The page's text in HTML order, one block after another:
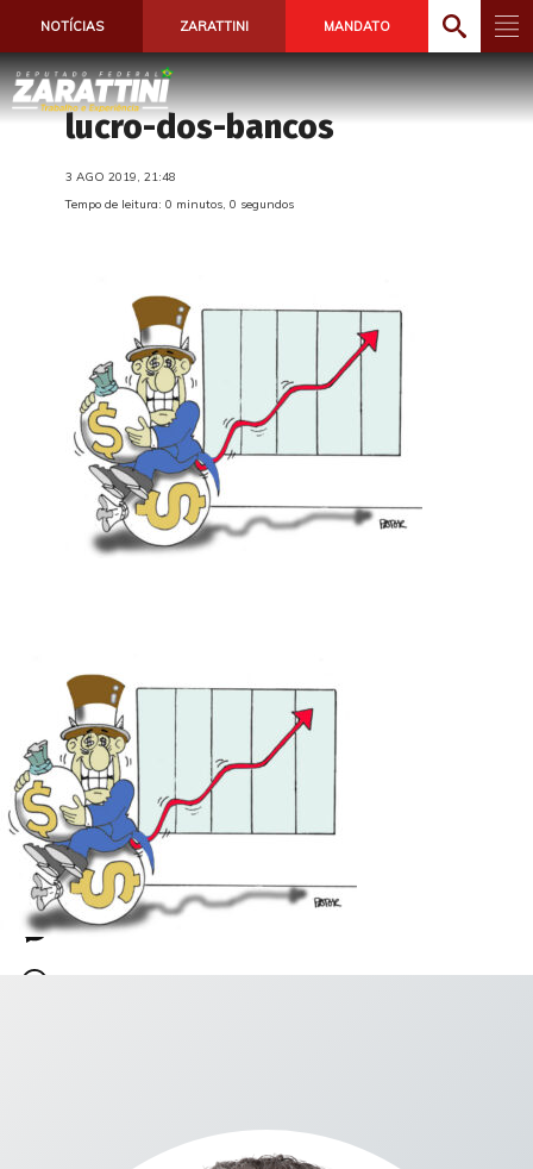
NOTÍCIAS ZARATTINI MANDATO
lucro-dos-bancos
3 AGO 2019, 21:48
Tempo de leitura: 0 minutos, 0 segundos